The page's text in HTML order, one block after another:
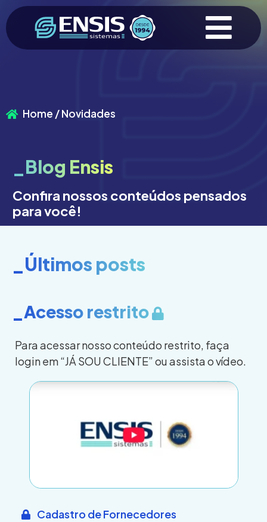
Home / Novidades
_Blog Ensis
Confira nossos conteúdos pensados
para você!
_Últimos posts
_Acesso restrito
Para acessar nosso conteúdo restrito, faça
login em “JÁ SOU CLIENTE” ou assista o vídeo.
Cadastro de Fornecedores